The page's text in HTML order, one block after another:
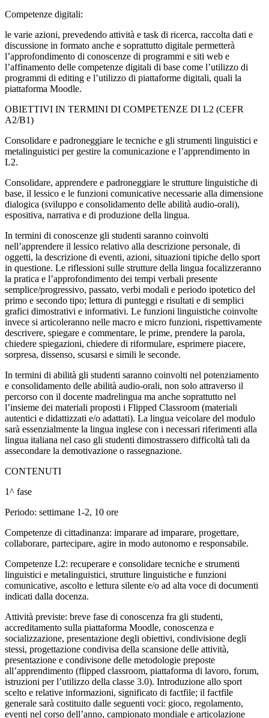
Competenze digitali:
le varie azioni, prevedendo attività e task di ricerca, raccolta dati e
discussione in formato anche e soprattutto digitale permetterà
l’approfondimento di conoscenze di programmi e siti web e
l’affinamento delle competenze digitali di base come l’utilizzo di
programmi di editing e l’utilizzo di piattaforme digitali, quali la
piattaforma Moodle.
OBIETTIVI IN TERMINI DI COMPETENZE DI L2 (CEFR
A2/B1)
Consolidare e padroneggiare le tecniche e gli strumenti linguistici e
metalinguistici per gestire la comunicazione e l’apprendimento in
L2.
Consolidare, apprendere e padroneggiare le strutture linguistiche di
base, il lessico e le funzioni comunicative necessarie alla dimensione
dialogica (sviluppo e consolidamento delle abilità audio-orali),
espositiva, narrativa e di produzione della lingua.
In termini di conoscenze gli studenti saranno coinvolti
nell’apprendere il lessico relativo alla descrizione personale, di
oggetti, la descrizione di eventi, azioni, situazioni tipiche dello sport
in questione. Le riflessioni sulle strutture della lingua focalizzeranno
la pratica e l’approfondimento dei tempi verbali presente
semplice/progressivo, passato, verbi modali e periodo ipotetico del
primo e secondo tipo; lettura di punteggi e risultati e di semplici
grafici dimostrativi e informativi. Le funzioni linguistiche coinvolte
invece si articoleranno nelle macro e micro funzioni, rispettivamente
descrivere, spiegare e commentare, le prime, prendere la parola,
chiedere spiegazioni, chiedere di riformulare, esprimere piacere,
sorpresa, dissenso, scusarsi e simili le seconde.
In termini di abilità gli studenti saranno coinvolti nel potenziamento
e consolidamento delle abilità audio-orali, non solo attraverso il
percorso con il docente madrelingua ma anche soprattutto nel
l’insieme dei materiali proposti i Flipped Classroom (materiali
autentici e didattizzati e/o adattati). La lingua veicolare del modulo
sarà essenzialmente la lingua inglese con i necessari riferimenti alla
lingua italiana nel caso gli studenti dimostrassero difficoltà tali da
assecondare la demotivazione o rassegnazione.
CONTENUTI
1^ fase
Periodo: settimane 1-2, 10 ore
Competenze di cittadinanza: imparare ad imparare, progettare,
collaborare, partecipare, agire in modo autonomo e responsabile.
Competenze L2: recuperare e consolidare tecniche e strumenti
linguistici e metalinguistici, strutture linguistiche e funzioni
comunicative, ascolto e lettura silente e/o ad alta voce di documenti
indicati dalla docenza.
Attività previste: breve fase di conoscenza fra gli studenti,
accreditamento sulla piattaforma Moodle, conoscenza e
socializzazione, presentazione degli obiettivi, condivisione degli
stessi, progettazione condivisa della scansione delle attività,
presentazione e condivisone delle metodologie preposte
all’apprendimento (flipped classroom, piattaforma di lavoro, forum,
istruzioni per l’utilizzo della classe 3.0). Introduzione allo sport
scelto e relative informazioni, significato di factfile; il factfile
generale sarà costituito dalle seguenti voci: gioco, regolamento,
eventi nel corso dell’anno, campionato mondiale e articolazione